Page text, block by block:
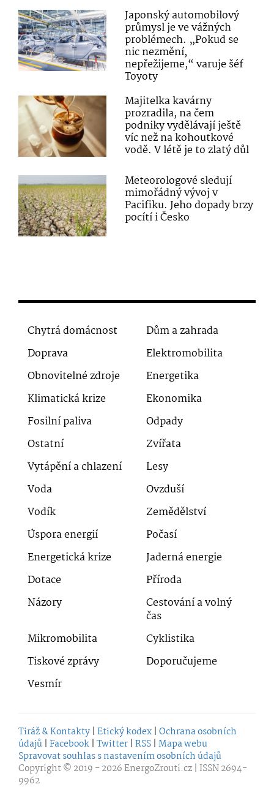
Japonský automobilový
průmysl je ve vážných
problémech. „Pokud se
nic nezmění,
nepřežijeme,“ varuje šéf
Toyoty
Majitelka kavárny
prozradila, na čem
podniky vydělávají ještě
víc než na kohoutkové
vodě. V létě je to zlatý důl
Meteorologové sledují
mimořádný vývoj v
Pacifiku. Jeho dopady brzy
pocítí i Česko
Chytrá domácnost
Dům a zahrada
Doprava
Elektromobilita
Obnovitelné zdroje
Energetika
Klimatická krize
Ekonomika
Fosilní paliva
Odpady
Ostatní
Zvířata
Vytápění a chlazení
Lesy
Voda
Ovzduší
Vodík
Zemědělství
Úspora energií
Počasí
Energetická krize
Jaderná energie
Dotace
Příroda
Názory
Cestování a volný
čas
Mikromobilita
Cyklistika
Tiskové zprávy
Doporučujeme
Vesmír
Tiráž & Kontakty | Etický kodex | Ochrana osobních
údajů | Facebook | Twitter | RSS | Mapa webu
Spravovat souhlas s nastavením osobních údajů
Copyright © 2019 - 2026EnergoZrouti.cz | ISSN 2694-
9962